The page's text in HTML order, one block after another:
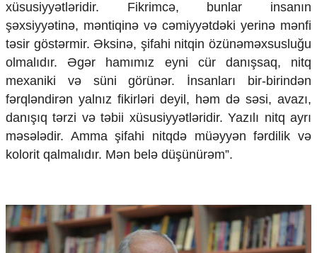
xüsusiyyətləridir. Fikrimcə, bunlar insanın
şəxsiyyətinə, məntiqinə və cəmiyyətdəki yerinə mənfi
təsir göstərmir. Əksinə, şifahi nitqin özünəməxsusluğu
olmalıdır. Əgər hamımız eyni cür danışsaq, nitq
mexaniki və süni görünər. İnsanları bir-birindən
fərqləndirən yalnız fikirləri deyil, həm də səsi, avazı,
danışıq tərzi və təbii xüsusiyyətləridir. Yazılı nitq ayrı
məsələdir. Amma şifahi nitqdə müəyyən fərdilik və
kolorit qalmalıdır. Mən belə düşünürəm”.